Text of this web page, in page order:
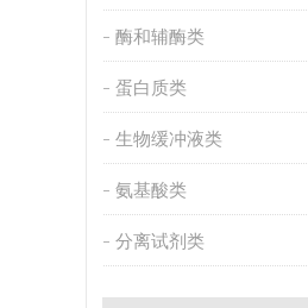
酶和辅酶类
蛋白质类
生物缓冲液类
氨基酸类
分离试剂类